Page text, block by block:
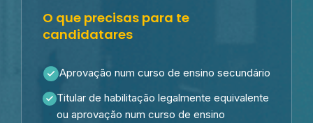
O que precisas para te
candidatares
Aprovação num curso de ensino secundário
Titular de habilitação legalmente equivalente
ou aprovação num curso de ensino